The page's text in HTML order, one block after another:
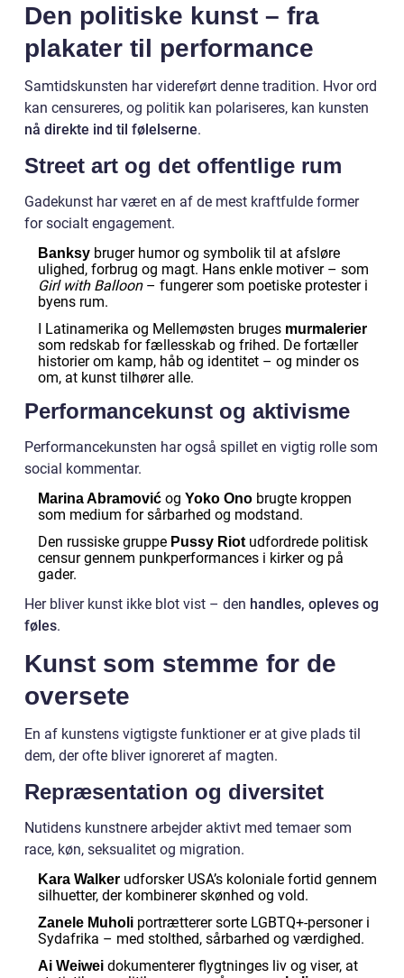
Den politiske kunst – fra
plakater til performance
Samtidskunsten har videreført denne tradition. Hvor ord
kan censureres, og politik kan polariseres, kan kunsten
nå direkte ind til følelserne.
Street art og det offentlige rum
Gadekunst har været en af de mest kraftfulde former
for socialt engagement.
Banksy bruger humor og symbolik til at afsløre
ulighed, forbrug og magt. Hans enkle motiver – som
Girl with Balloon– fungerer som poetiske protester i
byens rum.
I Latinamerika og Mellemøsten bruges murmalerier
som redskab for fællesskab og frihed. De fortæller
historier om kamp, håb og identitet – og minder os
om, at kunst tilhører alle.
Performancekunst og aktivisme
Performancekunsten har også spillet en vigtig rolle som
social kommentar.
Marina Abramović og Yoko Ono brugte kroppen
som medium for sårbarhed og modstand.
Den russiske gruppe Pussy Riotudfordrede politisk
censur gennem punkperformances i kirker og på
gader.
Her bliver kunst ikke blot vist – den handles, opleves og
føles.
Kunst som stemme for de
oversete
En af kunstens vigtigste funktioner er at give plads til
dem, der ofte bliver ignoreret af magten.
Repræsentation og diversitet
Nutidens kunstnere arbejder aktivt med temaer som
race, køn, seksualitet og migration.
Kara Walker udforsker USA’s koloniale fortid gennem
silhuetter, der kombinerer skønhed og vold.
Zanele Muholi portrætterer sorte LGBTQ+-personer i
Sydafrika – med stolthed, sårbarhed og værdighed.
Ai Weiwei dokumenterer flygtninges liv og viser, at